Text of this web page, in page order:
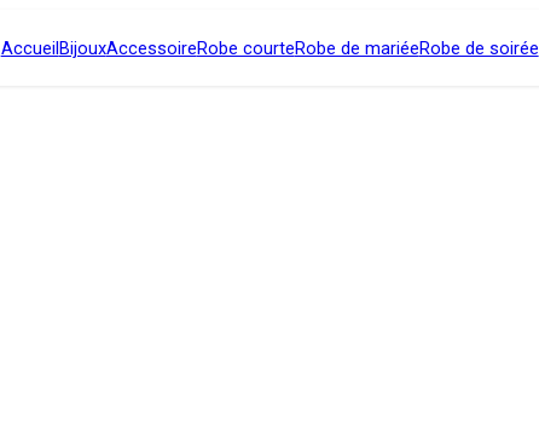
AccueilBijouxAccessoireRobe courteRobe de mariéeRobe de soirée